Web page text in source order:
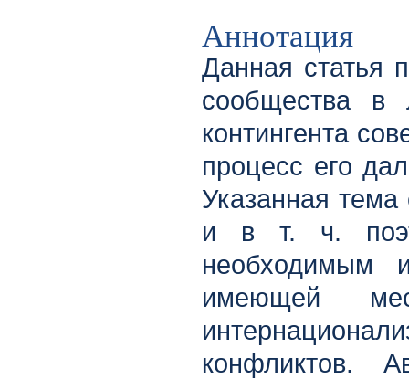
Аннотация
Данная статья
сообщества в
контингента
процесс его
Указанная
и в т. ч.
необходимым
имеющей
конфликтов.